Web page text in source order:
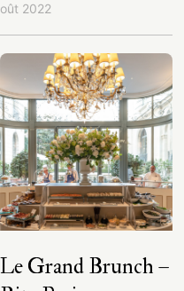
2022
Le Grand Brunch –